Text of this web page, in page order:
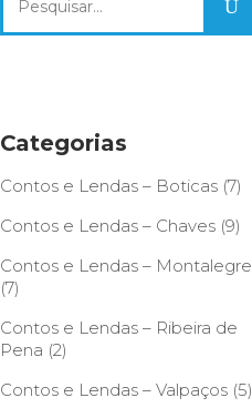
for:
Categorias
Contos e Lendas – Boticas(7)
Contos e Lendas – Chaves(9)
Contos e Lendas – Montalegre
(7)
Contos e Lendas – Ribeira de
Pena (2)
Contos e Lendas – Valpaços(5)